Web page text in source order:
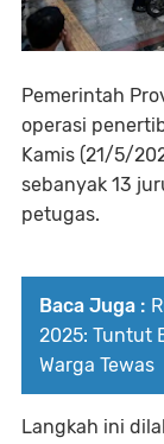
Pemerintah
operasi
Kamis (21/5/
sebanyak 13
petugas.
Baca Juga :
2025: Tuntut
Warga Tewas
Langkah ini